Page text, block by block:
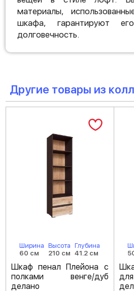
материалы,
шкафа, гарантируют
долговечность.
Другие товары из
Ширина
60 см
Высота
210 см
Глубина
41.2 см
Шкаф пенал Плейона с
полками венге/дуб
делано